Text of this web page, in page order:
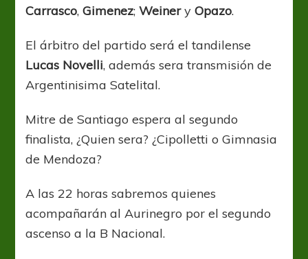
Carrasco,Gimenez;WeineryOpazo.
El árbitro del partido será el tandilense
Lucas Novelli, además sera transmisión de
Argentinisima Satelital.
Mitre de Santiago espera al segundo
finalista, ¿Quien sera? ¿Cipolletti o Gimnasia
de Mendoza?
A las 22 horas sabremos quienes
acompañarán al Aurinegro por el segundo
ascenso a la B Nacional.